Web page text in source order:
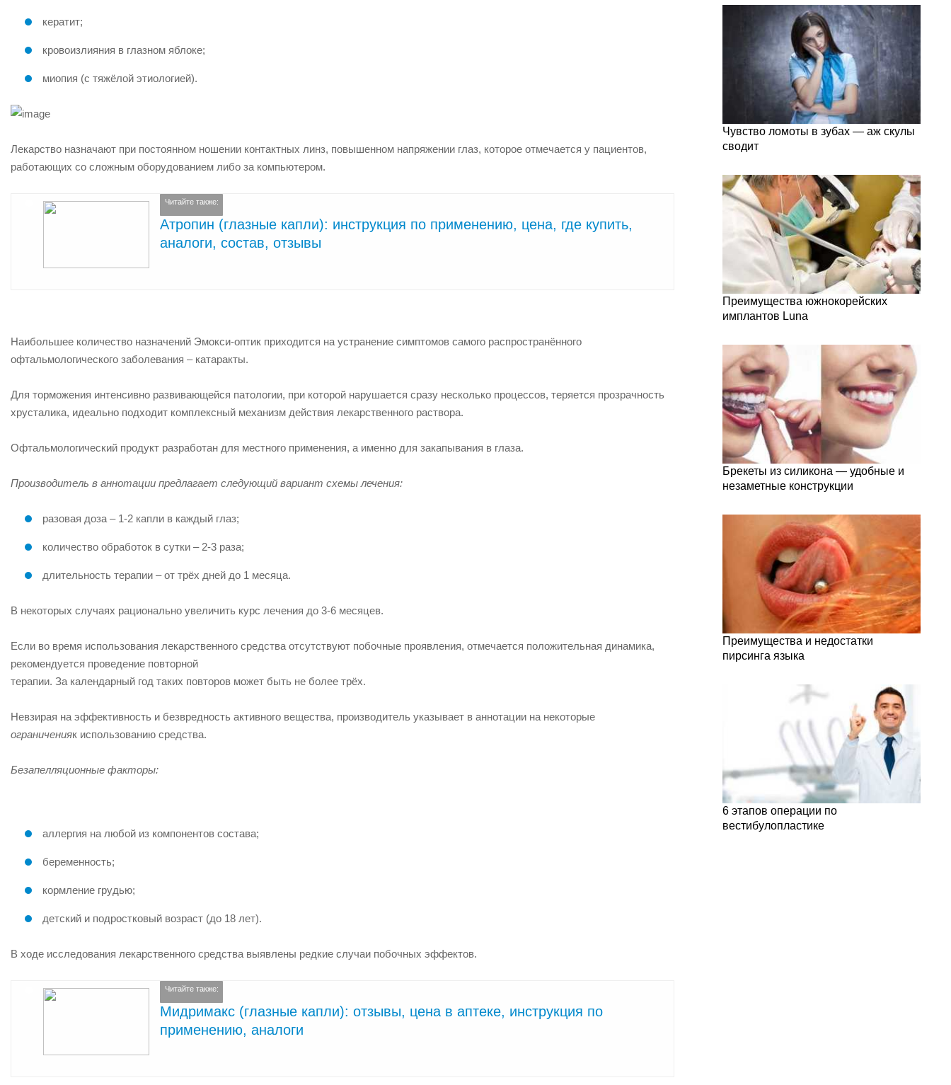
кератит;
кровоизлияния в глазном яблоке;
миопия (с тяжёлой этиологией).
Лекарство назначают при постоянном ношении контактных линз, повышенном напряжении глаз, которое отмечается у пациентов,
работающих со сложным оборудованием либо за компьютером.
Читайте также:
Атропин (глазные капли): инструкция по применению, цена, где купить,
аналоги, состав, отзывы
Наибольшее количество назначений Эмокси-оптик приходится на устранение симптомов самого распространённого
офтальмологического заболевания – катаракты.
Для торможения интенсивно развивающейся патологии, при которой нарушается сразу несколько процессов, теряется прозрачность
хрусталика, идеально подходит комплексный механизм действия лекарственного раствора.
Офтальмологический продукт разработан для местного применения, а именно для закапывания в глаза.
Производитель в аннотации предлагает следующий вариант схемы лечения:
разовая доза – 1-2 капли в каждый глаз;
количество обработок в сутки – 2-3 раза;
длительность терапии – от трёх дней до 1 месяца.
В некоторых случаях рационально увеличить курс лечения до 3-6 месяцев.
Если во время использования лекарственного средства отсутствуют побочные проявления, отмечается положительная динамика,
рекомендуется проведение повторной
терапии. За календарный год таких повторов может быть не более трёх.
Невзирая на эффективность и безвредность активного вещества, производитель указывает в аннотации на некоторые
ограниченияк использованию средства.
Безапелляционные факторы:
аллергия на любой из компонентов состава;
беременность;
кормление грудью;
детский и подростковый возраст (до 18 лет).
В ходе исследования лекарственного средства выявлены редкие случаи побочных эффектов.
Читайте также:
Мидримакс (глазные капли): отзывы, цена в аптеке, инструкция по
применению, аналоги
Чувство ломоты в зубах — аж скулы
сводит
Преимущества южнокорейских
имплантов Luna
Брекеты из силикона — удобные и
незаметные конструкции
Преимущества и недостатки
пирсинга языка
6 этапов операции по
вестибулопластике